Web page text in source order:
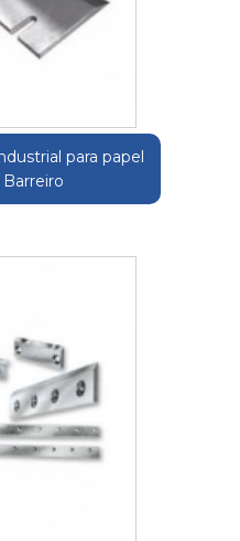
para papel